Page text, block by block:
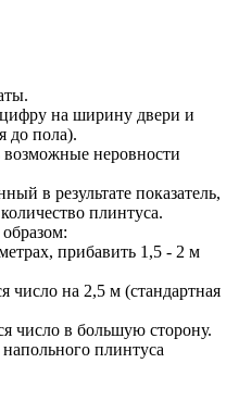
на ширину двери и
до пола).
неровности
в результате показатель,
плинтуса.
прибавить 1,5 - 2 м
число на 2,5 м (стандартная
число в большую сторону.
плинтуса